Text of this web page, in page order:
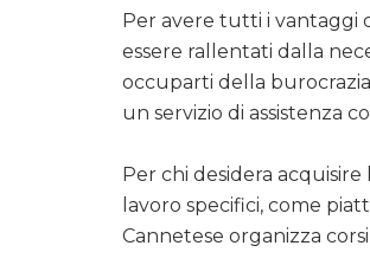
Per avere tutti i vantaggi
essere rallentati dalla
occuparti della
un servizio di assistenza
Per chi desidera
lavoro specifici, come
Cannetese organizza